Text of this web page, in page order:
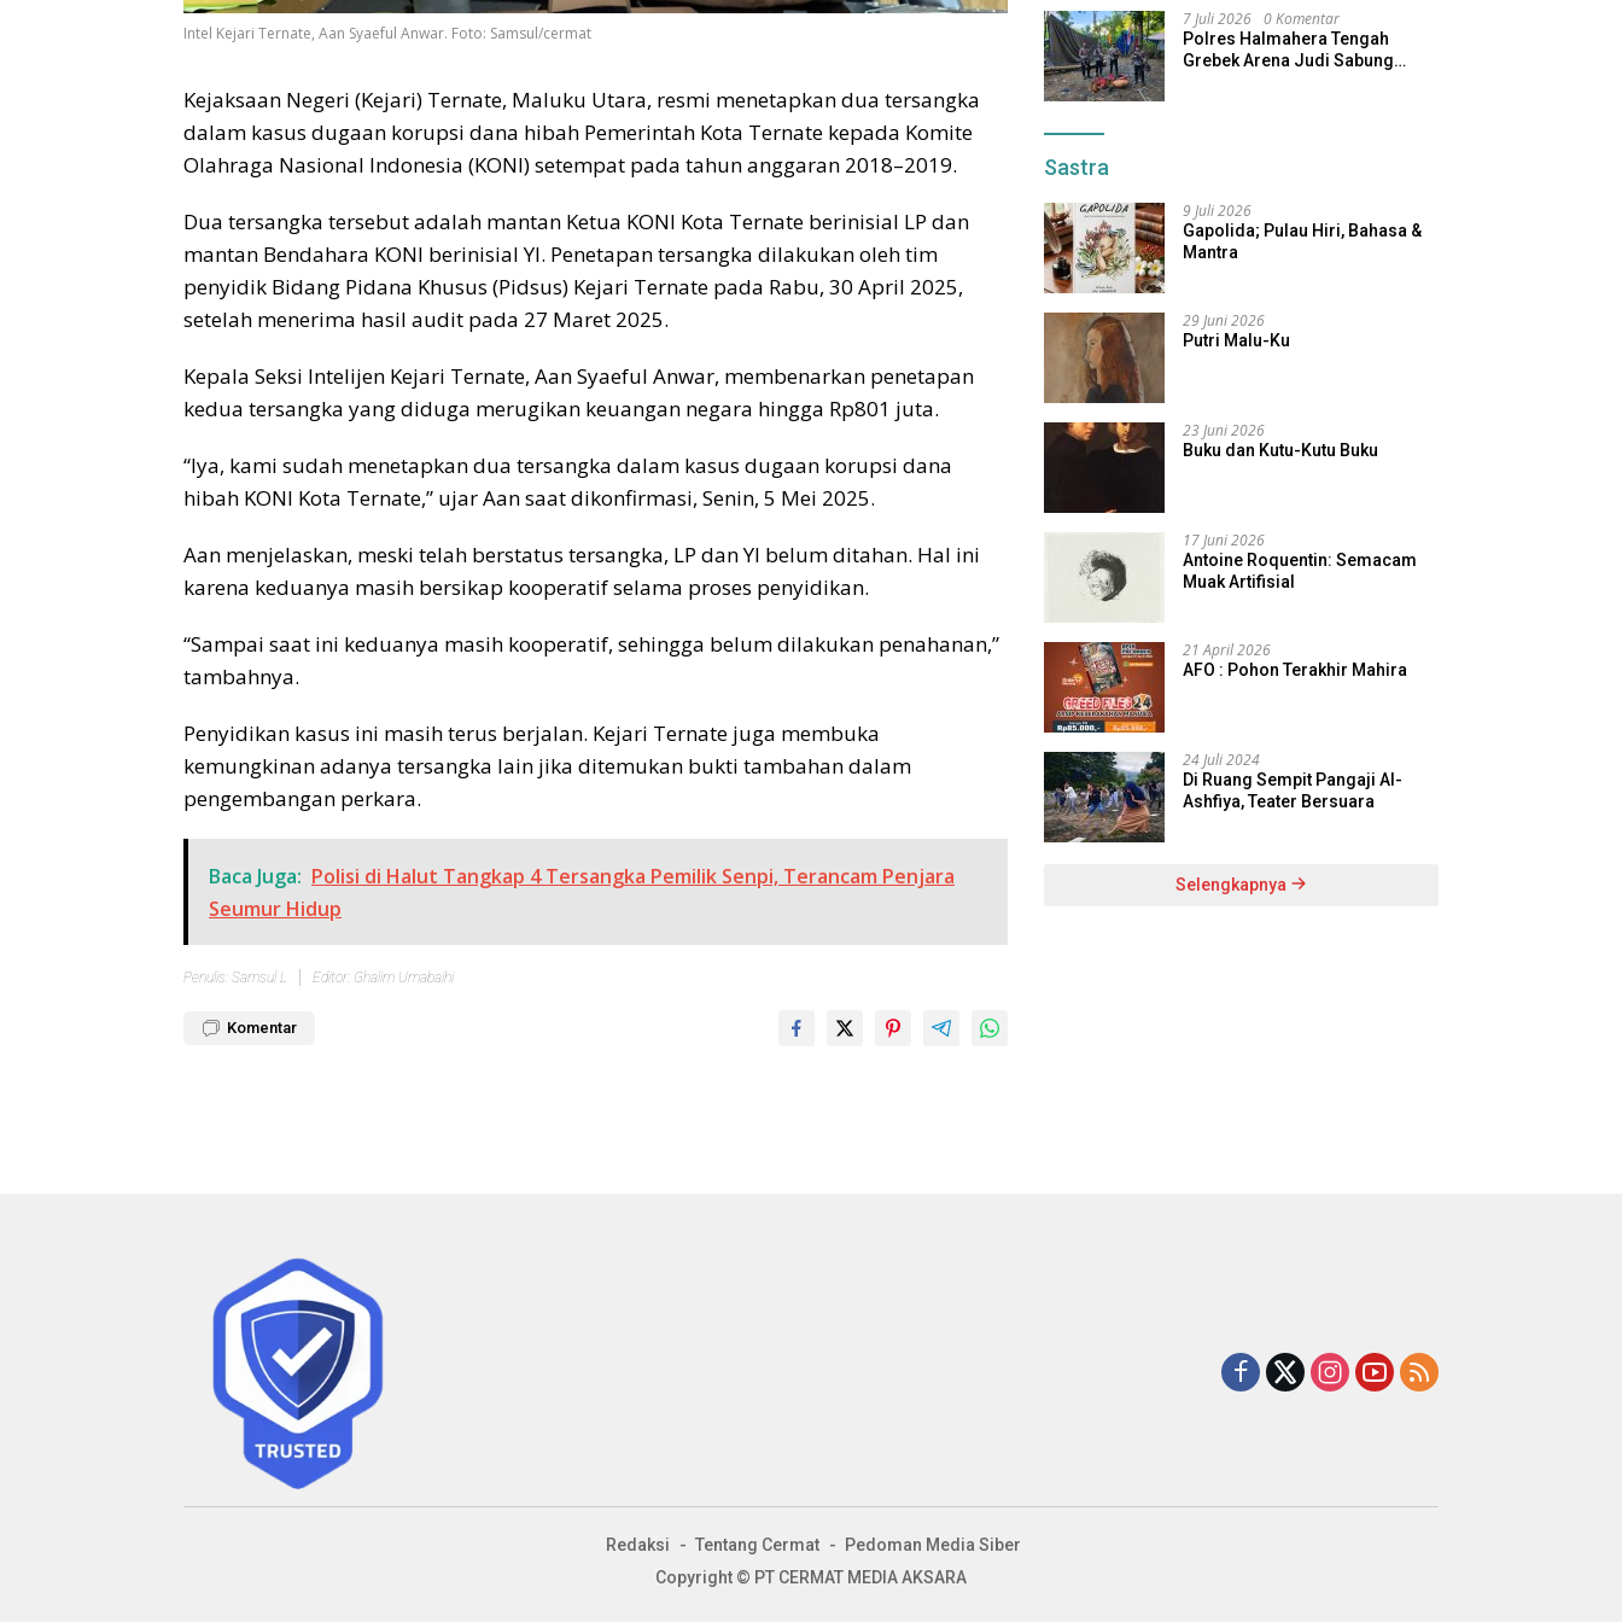
Intel Kejari Ternate, Aan Syaeful Anwar. Foto: Samsul/cermat
Kejaksaan Negeri (Kejari) Ternate, Maluku Utara, resmi menetapkan dua tersangka
dalam kasus dugaan korupsi dana hibah Pemerintah Kota Ternate kepada Komite
Olahraga Nasional Indonesia (KONI) setempat pada tahun anggaran 2018–2019.
Dua tersangka tersebut adalah mantan Ketua KONI Kota Ternate berinisial LP dan
mantan Bendahara KONI berinisial YI. Penetapan tersangka dilakukan oleh tim
penyidik Bidang Pidana Khusus (Pidsus) Kejari Ternate pada Rabu, 30 April 2025,
setelah menerima hasil audit pada 27 Maret 2025.
Kepala Seksi Intelijen Kejari Ternate, Aan Syaeful Anwar, membenarkan penetapan
kedua tersangka yang diduga merugikan keuangan negara hingga Rp801 juta.
“Iya, kami sudah menetapkan dua tersangka dalam kasus dugaan korupsi dana
hibah KONI Kota Ternate,” ujar Aan saat dikonfirmasi, Senin, 5 Mei 2025.
Aan menjelaskan, meski telah berstatus tersangka, LP dan YI belum ditahan. Hal ini
karena keduanya masih bersikap kooperatif selama proses penyidikan.
“Sampai saat ini keduanya masih kooperatif, sehingga belum dilakukan penahanan,”
tambahnya.
Penyidikan kasus ini masih terus berjalan. Kejari Ternate juga membuka
kemungkinan adanya tersangka lain jika ditemukan bukti tambahan dalam
pengembangan perkara.
Baca Juga: Polisi di Halut Tangkap 4 Tersangka Pemilik Senpi, Terancam Penjara
Seumur Hidup
Penulis: Samsul L Editor: Ghalim Umabaihi
Komentar
7 Juli 2026 0 Komentar
Polres Halmahera Tengah
Grebek Arena Judi Sabung
Sastra
9 Juli 2026
Gapolida; Pulau Hiri, Bahasa &
Mantra
29 Juni 2026
Putri Malu-Ku
23 Juni 2026
Buku dan Kutu-Kutu Buku
17 Juni 2026
Antoine Roquentin: Semacam
Muak Artifisial
21 April 2026
AFO : Pohon Terakhir Mahira
24 Juli 2024
Di Ruang Sempit Pangaji Al-
Ashfiya, Teater Bersuara
Selengkapnya
Redaksi Tentang Cermat
Pedoman Media Siber
Copyright © PT CERMAT MEDIA AKSARA